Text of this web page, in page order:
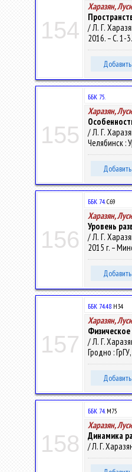
154
Харазян,
/ Л. Г.
2016. – С. 1-3.
155
ББК 75.
Харазян,
/ Л. Г.
Челябинск :
156
ББК 74.С69
Харазян,
Уровень
/ Л. Г.
2015 г. –
157
ББК 74.48 Н34
Харазян,
/ Л. Г.
Гродно :
158
ББК 74.М75
Харазян,
Динамика
/ Л. Г.